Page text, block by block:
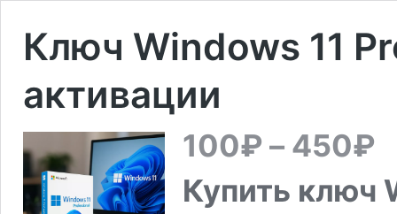
Ключ Windows 11
активации
100₽ – 450₽
–
Купить ключ